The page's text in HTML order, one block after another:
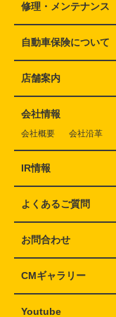
修理・メンテナンス
自動車保険について
店舗案内
会社情報
会社概要 会社沿革
IR情報
よくあるご質問
お問合わせ
CMギャラリー
Youtube